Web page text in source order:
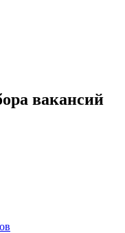
вакансий